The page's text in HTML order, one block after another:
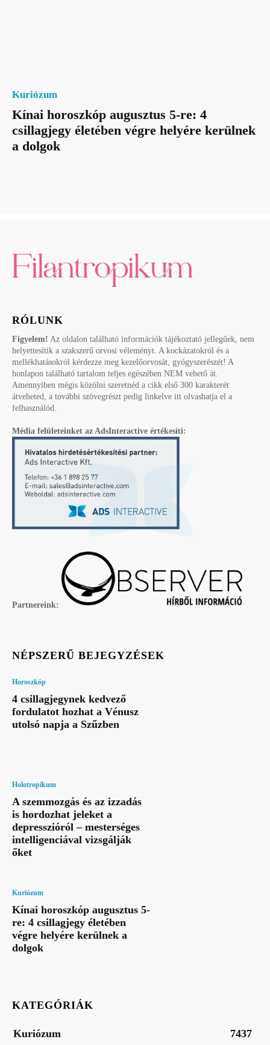
Kuriózum
Kínai horoszkóp augusztus 5-re: 4
csillagjegy életében végre helyére kerülnek
a dolgok
RÓLUNK
Figyelem! Az oldalon található információk tájékoztató jellegűek, nem
helyettesítik a szakszerű orvosi véleményt. A kockázatokról és a
mellékhatásokról kérdezze meg kezelőorvosát, gyógyszerészét! A
honlapon található tartalom teljes egészében NEM vehető át.
Amennyiben mégis közölni szeretnéd a cikk első 300 karakterét
átveheted, a további szövegrészt pedig linkelve itt olvashatja el a
felhasználód.
Média felületeinket az AdsInteractive értékesíti:
Partnereink:
NÉPSZERŰ BEJEGYZÉSEK
Horoszkóp
4 csillagjegynek kedvező
fordulatot hozhat a Vénusz
utolsó napja a Szűzben
Holotropikum
A szemmozgás és az izzadás
is hordozhat jeleket a
depresszióról – mesterséges
intelligenciával vizsgálják
őket
Kuriózum
Kínai horoszkóp augusztus 5-
re: 4 csillagjegy életében
végre helyére kerülnek a
dolgok
KATEGÓRIÁK
Kuriózum
7437